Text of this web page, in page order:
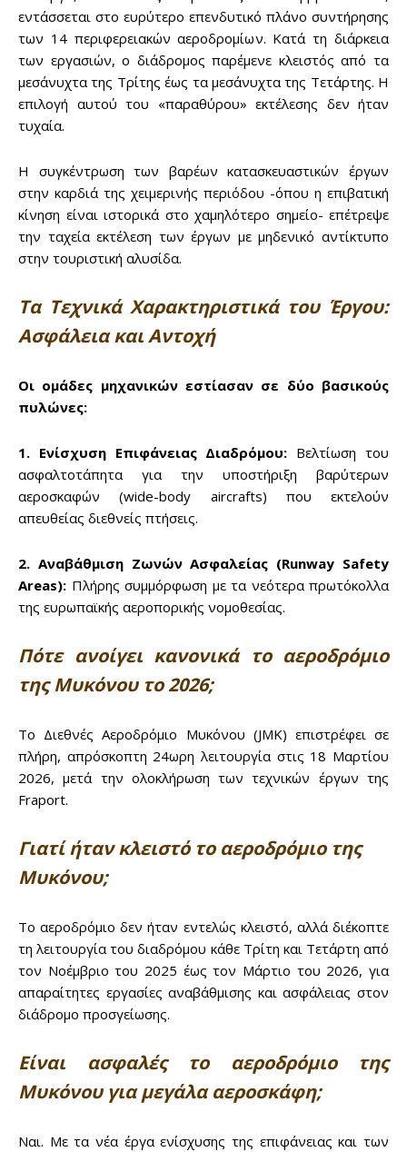
out!
Sing up for our newsletter
to stay in the loop.
εντάσσεται στο ευρύτερο επενδυτικό πλάνο συντήρησης
των 14 περιφερειακών αεροδρομίων. Κατά τη διάρκεια
των εργασιών, ο διάδρομος παρέμενε κλειστός από τα
μεσάνυχτα της Τρίτης έως τα μεσάνυχτα της Τετάρτης. Η
επιλογή αυτού του «παραθύρου» εκτέλεσης δεν ήταν
τυχαία.
Η συγκέντρωση των βαρέων κατασκευαστικών έργων
στην καρδιά της χειμερινής περιόδου -όπου η επιβατική
κίνηση είναι ιστορικά στο χαμηλότερο σημείο- επέτρεψε
την ταχεία εκτέλεση των έργων με μηδενικό αντίκτυπο
στην τουριστική αλυσίδα.
Τα Τεχνικά Χαρακτηριστικά του Έργου:
Ασφάλεια και Αντοχή
Οι ομάδες μηχανικών εστίασαν σε δύο βασικούς
πυλώνες:
1. Ενίσχυση Επιφάνειας Διαδρόμου: Βελτίωση του
ασφαλτοτάπητα για την υποστήριξη βαρύτερων
αεροσκαφών (wide-body aircrafts) που εκτελούν
απευθείας διεθνείς πτήσεις.
2. Αναβάθμιση Ζωνών Ασφαλείας (Runway Safety
Areas): Πλήρης συμμόρφωση με τα νεότερα πρωτόκολλα
της ευρωπαϊκής αεροπορικής νομοθεσίας.
Πότε ανοίγει κανονικά το αεροδρόμιο
της Μυκόνου το 2026;
Το Διεθνές Αεροδρόμιο Μυκόνου (JMK) επιστρέφει σε
πλήρη, απρόσκοπτη 24ωρη λειτουργία στις 18 Μαρτίου
2026, μετά την ολοκλήρωση των τεχνικών έργων της
Fraport.
Γιατί ήταν κλειστό το αεροδρόμιο της
Μυκόνου;
Το αεροδρόμιο δεν ήταν εντελώς κλειστό, αλλά διέκοπτε
τη λειτουργία του διαδρόμου κάθε Τρίτη και Τετάρτη από
τον Νοέμβριο του 2025 έως τον Μάρτιο του 2026, για
απαραίτητες εργασίες αναβάθμισης και ασφάλειας στον
διάδρομο προσγείωσης.
Είναι ασφαλές το αεροδρόμιο της
Μυκόνου για μεγάλα αεροσκάφη;
Ναι. Με τα νέα έργα ενίσχυσης της επιφάνειας και των